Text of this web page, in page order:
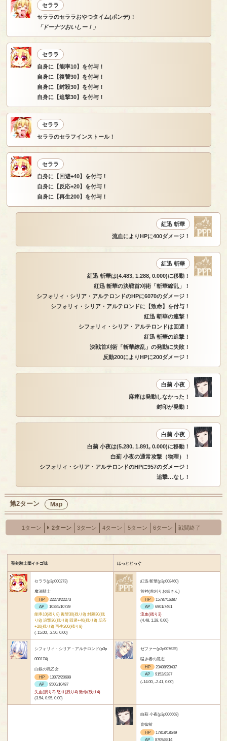
セララ
セララのセララおやつタイム(ポンデ)！
「ドーナツおいしー！」
セララ
自身に【能率10】を付与！
自身に【復讐30】を付与！
自身に【封殺30】を付与！
自身に【追撃30】を付与！
セララ
セララのセラフインストール！
セララ
自身に【回避+40】を付与！
自身に【反応+20】を付与！
自身に【再生200】を付与！
紅迅 斬華
流血によりHPに400ダメージ！
紅迅 斬華
紅迅 斬華は(4.483, 1.288, 0.000)に移動！
紅迅 斬華の決戦首刈術「斬華繚乱」！
シフォリィ・シリア・アルテロンドのHPに6070のダメージ！
シフォリィ・シリア・アルテロンドに【致命】を付与！
紅迅 斬華の連撃！
シフォリィ・シリア・アルテロンドは回避！
紅迅 斬華の追撃！
決戦首刈術「斬華繚乱」の発動に失敗！
反動200によりHPに200ダメージ！
白薊 小夜
麻痺は発動しなかった！
封印が発動！
白薊 小夜
白薊 小夜は(5.280, 1.891, 0.000)に移動！
白薊 小夜の通常攻撃（物理）！
シフォリィ・シリア・アルテロンドのHPに957のダメージ！
追撃…なし！
第2ターン Map
1ターン 2ターン 3ターン 4ターン 5ターン 6ターン 戦闘終了
聖剣騎士団イチゴ味 ほっとどっぐ
セララ(p3p000273)
魔法騎士
HP
22273/22273
AP
10385/10739
能率10(残り8) 復讐30(残り8) 封殺30(残
り8) 追撃30(残り8) 回避+40(残り8) 反応
+20(残り8) 再生200(残り8)
(-15.00, -2.50, 0.00)
紅迅 斬華(p3p008460)
首神(首刈りお姉さん)
HP
15787/16387
AP
6901/7461
流血(残り3)
(4.48, 1.28, 0.00)
シフォリィ・シリア・アルテロンド(p3p
000174)
白銀の戦乙女
HP
13072/20699
AP
9500/10487
失血(残り3) 怒り(残り4) 致命(残り4)
(3.54, 0.95, 0.00)
ゼファー(p3p007625)
猛き者の意志
HP
23408/23437
AP
9152/9287
(-14.00, -2.41, 0.00)
白薊 小夜(p3p006668)
盲御前
HP
17818/18549
AP
8709/8814